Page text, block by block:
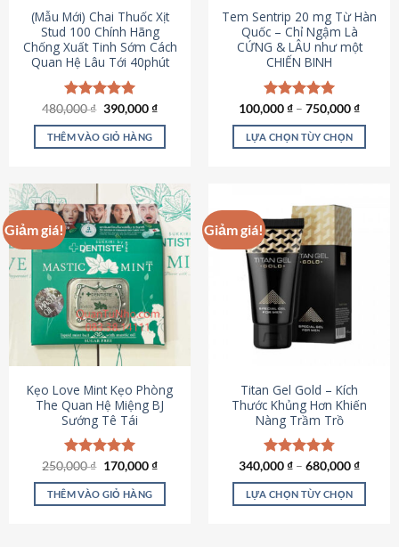
được
chọn
trên
trang
sản
phẩm
chọn
trên
trang
sản
phẩm
(Mẫu Mới) Chai Thuốc Xịt
Stud 100 Chính Hãng
Chống Xuất Tinh Sớm Cách
Quan Hệ Lâu Tới 40phút
Được xếp
hạng5.00
5 sao
480,000₫ Giá
là:
480,000 ₫.
390,000₫Giá
tại
THÊM VÀO GIỎ HÀNG
Tem Sentrip 20 mg Từ Hàn
Quốc – Chỉ Ngậm Là
CỨNG & LÂU như một
CHIẾN BINH
Được xếp
hạng5.00
5 sao
100,000₫ – 750,000₫
LỰA CHỌN TÙY CHỌN
có
nhiều
biến
tùy
chọn
có
chọn
trên
trang
sản
phẩm
Giảm giá!
Kẹo Love Mint Kẹo Phòng
The Quan Hệ Miệng BJ
Sướng Tê Tái
Được xếp
hạng5.00
5 sao
250,000₫ Giá
là:
250,000 ₫.
170,000₫Giá
tại
THÊM VÀO GIỎ HÀNG
Giảm giá!
Titan Gel Gold – Kích
Thước Khủng Hơn Khiến
Nàng Trầm Trồ
Được xếp
hạng4.79
5 sao
340,000₫ – 680,000₫
LỰA CHỌN TÙY CHỌN